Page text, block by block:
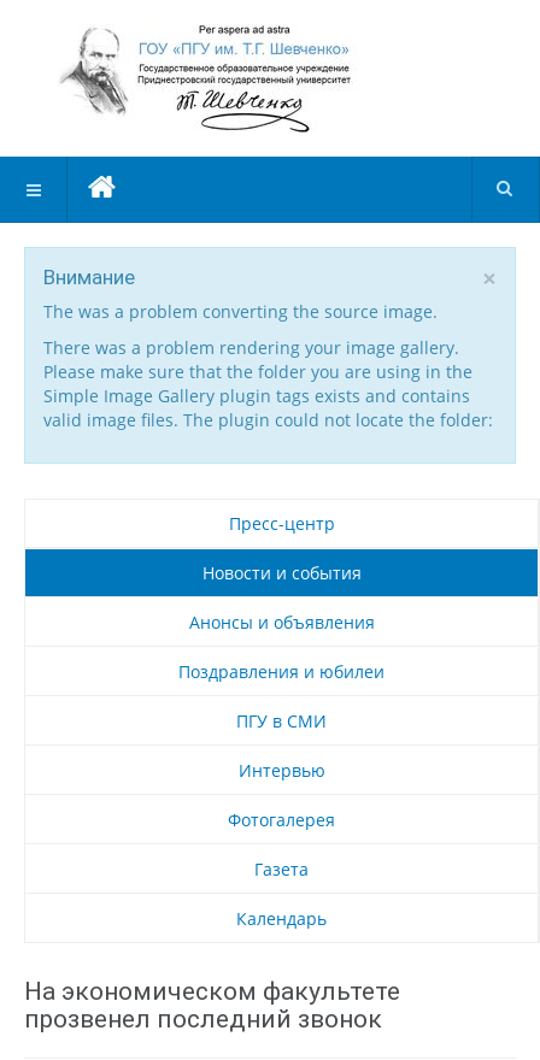
×
Внимание
The was a problem converting the source image.
There was a problem rendering your image gallery.
Please make sure that the folder you are using in the
Simple Image Gallery plugin tags exists and contains
valid image files. The plugin could not locate the folder:
Пресс-центр
Новости и события
Анонсы и объявления
Поздравления и юбилеи
ПГУ в СМИ
Интервью
Фотогалерея
Газета
Календарь
На экономическом факультете
прозвенел последний звонок